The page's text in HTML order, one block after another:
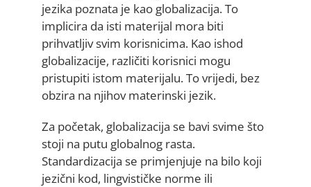
jezika poznata je kao globalizacija. To
implicira da isti materijal mora biti
prihvatljiv svim korisnicima. Kao ishod
globalizacije, različiti korisnici mogu
pristupiti istom materijalu. To vrijedi, bez
obzira na njihov materinski jezik.
Za početak, globalizacija se bavi svime što
stoji na putu globalnog rasta.
Standardizacija se primjenjuje na bilo koji
jezični kod, lingvističke norme ili